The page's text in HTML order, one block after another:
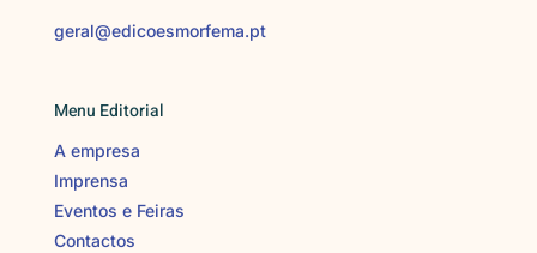
geral@edicoesmorfema.pt
Menu Editorial
A empresa
Imprensa
Eventos e Feiras
Contactos